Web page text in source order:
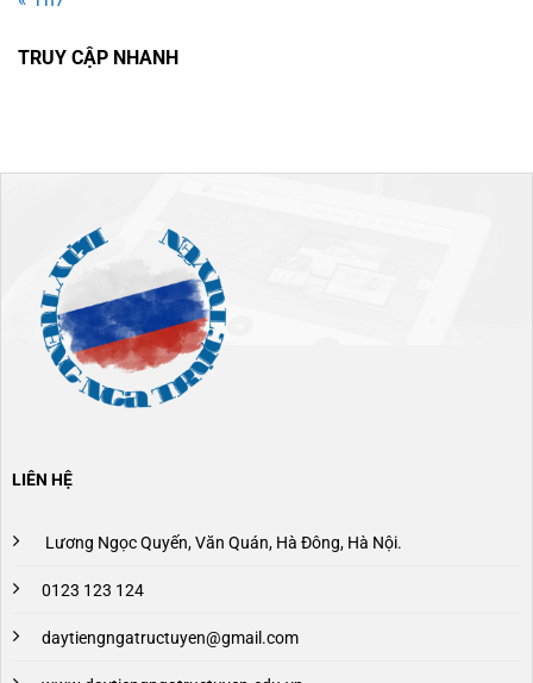
TRUY CẬP NHANH
LIÊN HỆ
Lương Ngọc Quyến, Văn Quán, Hà Đông, Hà Nội.
0123 123 124
daytiengngatructuyen@gmail.com